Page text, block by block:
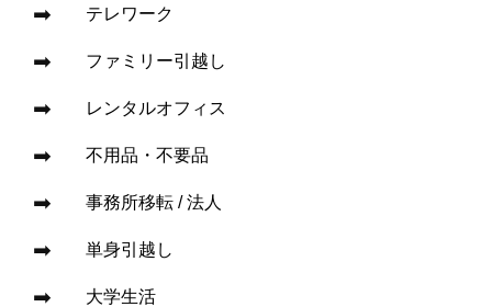
テレワーク
ファミリー引越し
レンタルオフィス
不用品・不要品
事務所移転 / 法人
単身引越し
大学生活